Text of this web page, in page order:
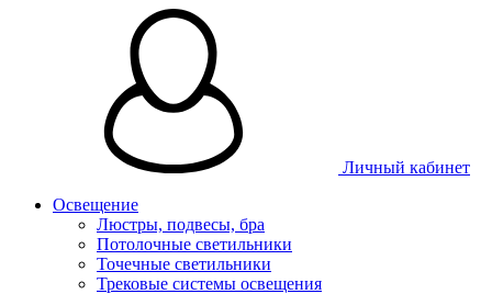
Личный кабинет
Освещение
Люстры, подвесы, бра
Потолочные светильники
Точечные светильники
Трековые системы освещения